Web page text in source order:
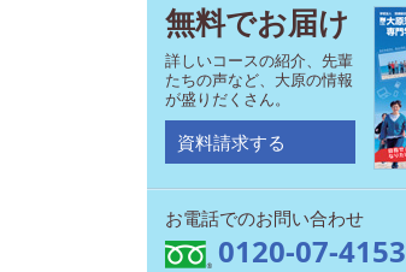
無料でお届け
詳しいコースの紹介、先輩
たちの声など、大原の情報
が盛りだくさん。
資料請求する
お電話でのお問い合わせ
0120-07-4153